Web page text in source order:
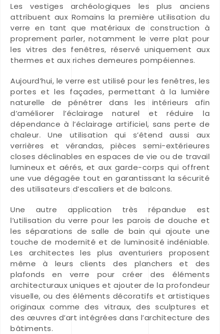
Les vestiges archéologiques les plus anciens
attribuent aux Romains la première utilisation du
verre en tant que matériaux de construction à
proprement parler, notamment le verre plat pour
les vitres des fenêtres, réservé uniquement aux
thermes et aux riches demeures pompéiennes.
Aujourd’hui, le verre est utilisé pour les fenêtres, les
portes et les façades, permettant à la lumière
naturelle de pénétrer dans les intérieurs afin
d’améliorer l’éclairage naturel et réduire la
dépendance à l’éclairage artificiel, sans perte de
chaleur. Une utilisation qui s’étend aussi aux
verrières et vérandas, pièces semi-extérieures
closes déclinables en espaces de vie ou de travail
lumineux et aérés, et aux garde-corps qui offrent
une vue dégagée tout en garantissant la sécurité
des utilisateurs d’escaliers et de balcons.
Une autre application très répandue est
l’utilisation du verre pour les parois de douche et
les séparations de salle de bain qui ajoute une
touche de modernité et de luminosité indéniable.
Les architectes les plus aventuriers proposent
même à leurs clients des planchers et des
plafonds en verre pour créer des éléments
architecturaux uniques et ajouter de la profondeur
visuelle, ou des éléments décoratifs et artistiques
originaux comme des vitraux, des sculptures et
des œuvres d’art intégrées dans l’architecture des
bâtiments.